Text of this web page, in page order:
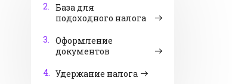
2. База для
подоходного налога
3. Оформление
документов
4. Удержание налога